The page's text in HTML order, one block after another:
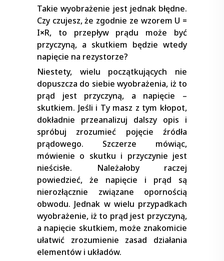
Takie wyobrażenie jest jednak błędne.
Czy czujesz, że zgodnie ze wzorem U =
I×R, to przepływ prądu może być
przyczyną, a skutkiem będzie wtedy
napięcie na rezystorze?
Niestety, wielu początkujących nie
dopuszcza do siebie wyobrażenia, iż to
prąd jest przyczyną, a napięcie –
skutkiem. Jeśli i Ty masz z tym kłopot,
dokładnie przeanalizuj dalszy opis i
spróbuj zrozumieć pojęcie źródła
prądowego. Szczerze mówiąc,
mówienie o skutku i przyczynie jest
nieścisłe. Należałoby raczej
powiedzieć, że napięcie i prąd są
nierozłącznie związane opornością
obwodu. Jednak w wielu przypadkach
wyobrażenie, iż to prąd jest przyczyną,
a napięcie skutkiem, może znakomicie
ułatwić zrozumienie zasad działania
elementów i układów.